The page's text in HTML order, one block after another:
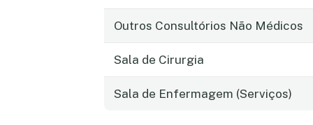
Outros Consultórios Não Médicos
Sala de Cirurgia
Sala de Enfermagem (Serviços)